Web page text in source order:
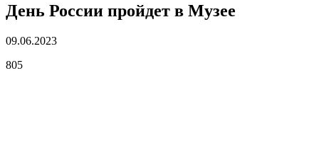
День России пройдет в Музее
09.06.2023
805